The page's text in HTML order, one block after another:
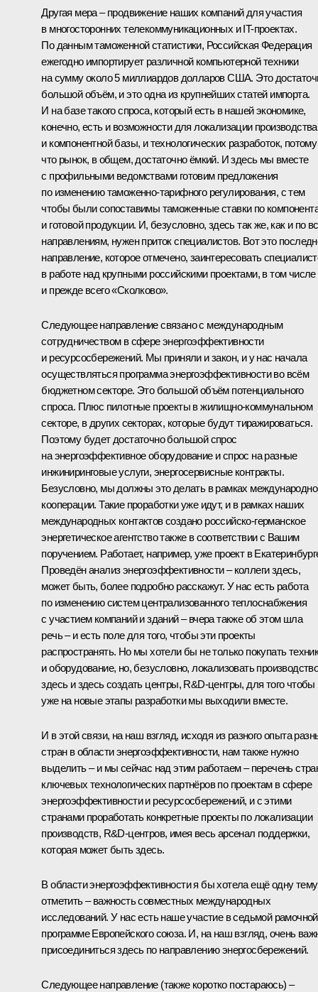
Другая мера – продвижение наших компаний для участия
в многосторонних телекоммуникационных и IT-проектах.
По данным таможенной статистики, Российская Федерация
ежегодно импортирует различной компьютерной техники
на сумму около 5 миллиардов долларов США. Это
большой объём, и это одна из крупнейших статей импорта.
И на базе такого спроса, который есть в нашей экономике,
конечно, есть и возможности для локализации производства
и компонентной базы, и технологических разработок, потому
что рынок, в общем, достаточно ёмкий. И здесь мы вместе
с профильными ведомствами готовим предложения
по изменению таможенно-тарифного регулирования, с тем
чтобы были сопоставимы таможенные ставки по
и готовой продукции. И, безусловно, здесь так же, как и по
направлениям, нужен приток специалистов. Вот это
направление, которое отмечено, заинтересовать
в работе над крупными российскими проектами, в том числе
и прежде всего «Сколково».
Следующее направление связано с международным
сотрудничеством в сфере энергоэффективности
и ресурсосбережений. Мы приняли и закон, и у нас начала
осуществляться программа энергоэффективности во всём
бюджетном секторе. Это большой объём потенциального
спроса. Плюс пилотные проекты в жилищно-коммунальном
секторе, в других секторах, которые будут тиражироваться.
Поэтому будет достаточно большой спрос
на энергоэффективное оборудование и спрос на разные
инжиниринговые услуги, энергосервисные контракты.
Безусловно, мы должны это делать в рамках
кооперации. Такие проработки уже идут, и в рамках наших
международных контактов создано российско-германское
энергетическое агентство также в соответствии с Вашим
поручением. Работает, например, уже проект в
Проведён анализ энергоэффективности – коллеги здесь,
может быть, более подробно расскажут. У нас есть работа
по изменению систем централизованного теплоснабжения
с участием компаний и зданий – вчера также об этом шла
речь – и есть поле для того, чтобы эти проекты
распространять. Но мы хотели бы не только покупать
и оборудование, но, безусловно, локализовать
здесь и здесь создать центры, R&D-центры, для того чтобы
уже на новые этапы разработки мы выходили вместе.
И в этой связи, на наш взгляд, исходя из разного опыта
стран в области энергоэффективности, нам также нужно
выделить – и мы сейчас над этим работаем – перечень
ключевых технологических партнёров по проектам в сфере
энергоэффективности и ресурсосбережений, и с этими
странами проработать конкретные проекты по локализации
производств, R&D-центров, имея весь арсенал поддержки,
которая может быть здесь.
В области энергоэффективности я бы хотела ещё одну тему
отметить – важность совместных международных
исследований. У нас есть наше участие в седьмой рамочной
программе Европейского союза. И, на наш взгляд, очень
присоединиться здесь по направлению энергосбережений.
Следующее направление (также коротко постараюсь) –